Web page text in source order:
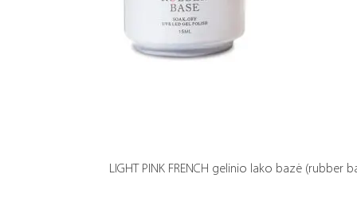
LIGHT PINK FRENCH gelinio lako bazė (rubber